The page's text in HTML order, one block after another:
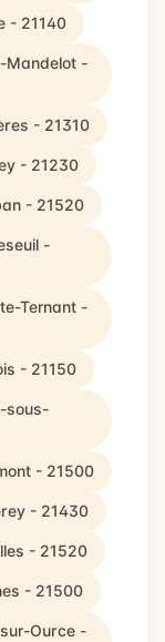
- 21140
Mandelot -
- 21310
- 21230
- 21520
-
Ternant -
- 21150
sous-
- 21500
- 21430
- 21520
- 21500
Ource -